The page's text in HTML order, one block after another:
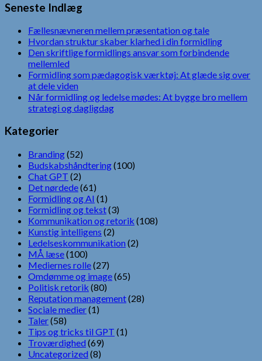
Seneste Indlæg
Fællesnævneren mellem præsentation og tale
Hvordan struktur skaber klarhed i din formidling
Den skriftlige formidlings ansvar som forbindende
mellemled
Formidling som pædagogisk værktøj: At glæde sig over
at dele viden
Når formidling og ledelse mødes: At bygge bro mellem
strategi og dagligdag
Kategorier
Branding(52)
Budskabshåndtering(100)
Chat GPT (2)
Det nørdede(61)
Formidling og AI (1)
Formidling og tekst(3)
Kommunikation og retorik (108)
Kunstig intelligens (2)
Ledelseskommunikation (2)
MÅ læse(100)
Mediernes rolle(27)
Omdømme og image(65)
Politisk retorik (80)
Reputation management(28)
Sociale medier(1)
Taler(58)
Tips og tricks til GPT (1)
Troværdighed (69)
Uncategorized (8)